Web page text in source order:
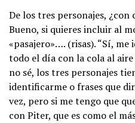
De los tres personajes, ¿con
Bueno, si quieres incluir al
«pasajero»…. (risas). “Sí,
todo el día con la cola al
no sé, los tres personajes
identificarme o frases que
vez, pero si me tengo que
con Piter, que es como el